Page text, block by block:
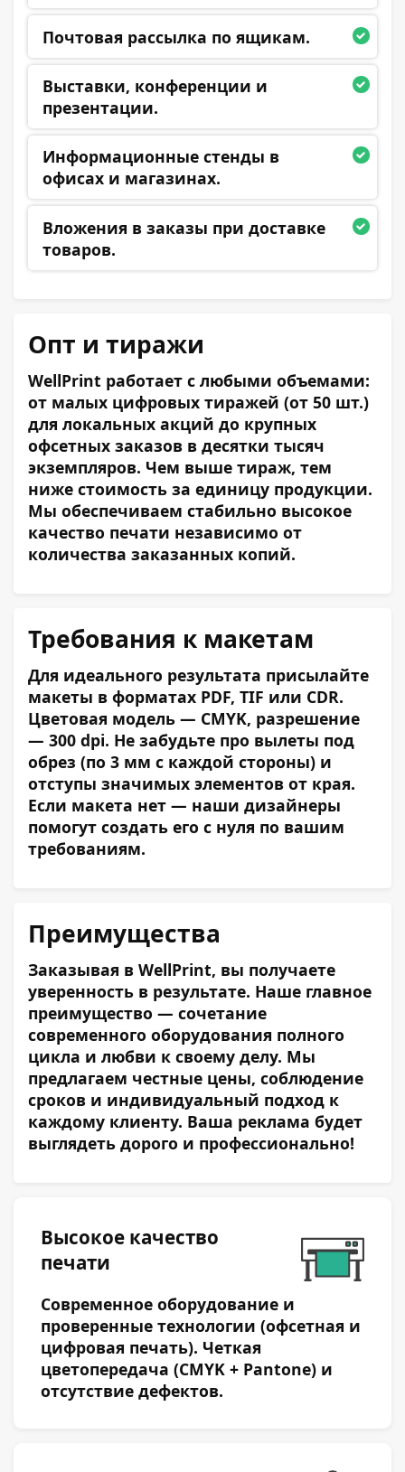
Почтовая рассылка по ящикам.
Выставки, конференции и
презентации.
Информационные стенды в
офисах и магазинах.
Вложения в заказы при доставке
товаров.
Опт и тиражи
WellPrint работает с любыми объемами:
от малых цифровых тиражей (от 50 шт.)
для локальных акций до крупных
офсетных заказов в десятки тысяч
экземпляров. Чем выше тираж, тем
ниже стоимость за единицу продукции.
Мы обеспечиваем стабильно высокое
качество печати независимо от
количества заказанных копий.
Требования к макетам
Для идеального результата присылайте
макеты в форматах PDF, TIF или CDR.
Цветовая модель — CMYK, разрешение
— 300 dpi. Не забудьте про вылеты под
обрез (по 3 мм с каждой стороны) и
отступы значимых элементов от края.
Если макета нет — наши дизайнеры
помогут создать его с нуля по вашим
требованиям.
Преимущества
Заказывая в WellPrint, вы получаете
уверенность в результате. Наше главное
преимущество — сочетание
современного оборудования полного
цикла и любви к своему делу. Мы
предлагаем честные цены, соблюдение
сроков и индивидуальный подход к
каждому клиенту. Ваша реклама будет
выглядеть дорого и профессионально!
Высокое качество
печати
Современное оборудование и
проверенные технологии (офсетная и
цифровая печать). Четкая
цветопередача (CMYK + Pantone) и
отсутствие дефектов.